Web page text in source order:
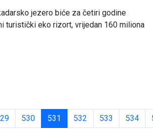
jezero biće za četiri godine
turistički eko rizort, vrijedan 160 miliona
530 531 532 533 534